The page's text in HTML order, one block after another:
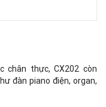
chân thực, CX202 còn
đàn piano điện, organ,